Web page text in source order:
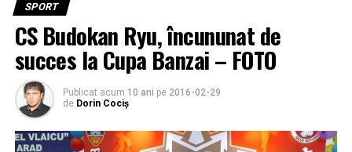
SPORT
CS Budokan Ryu, încununat de
succes la Cupa Banzai – FOTO
Publicat acum 10 ani pe 2016-02-29
de Dorin Cociș